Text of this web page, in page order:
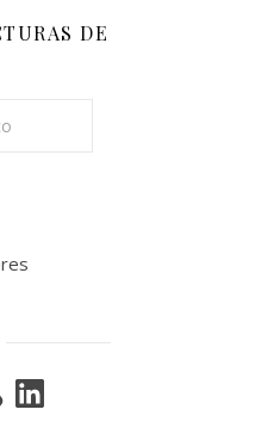
DE
LinkedIn